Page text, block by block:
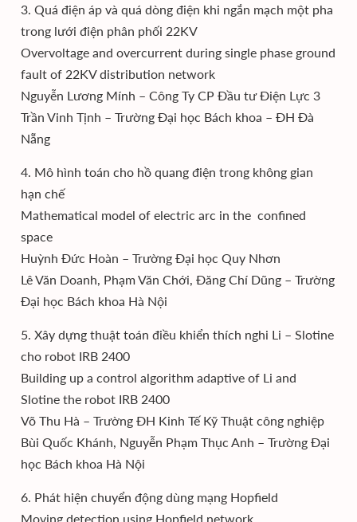
3. Quá điện áp và quá dòng điện khi ngắn mạch một pha
trong lưới điện phân phối 22KV
Overvoltage and overcurrent during single phase ground
fault of 22KV distribution network
Nguyễn Lương Mính – Công Ty CP Đầu tư Điện Lực 3
Trần Vinh Tịnh – Trường Đại học Bách khoa – ĐH Đà
Nẵng
4. Mô hình toán cho hồ quang điện trong không gian
hạn chế
Mathematical model of electric arc in the confined
space
Huỳnh Đức Hoàn – Trường Đại học Quy Nhơn
Lê Văn Doanh, Phạm Văn Chới, Đăng Chí Dũng – Trường
Đại học Bách khoa Hà Nội
5. Xây dựng thuật toán điều khiển thích nghi Li – Slotine
cho robot IRB 2400
Building up a control algorithm adaptive of Li and
Slotine the robot IRB 2400
Võ Thu Hà – Trường ĐH Kinh Tế Kỹ Thuật công nghiệp
Bùi Quốc Khánh, Nguyễn Phạm Thục Anh – Trường Đại
học Bách khoa Hà Nội
6. Phát hiện chuyển động dùng mạng Hopfield
Moving detection using Hopfield network